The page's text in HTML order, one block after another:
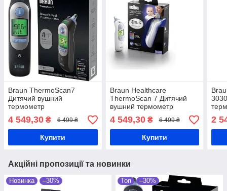
Braun ThermoScan7
Дитячий вушний
термометр
4 549,30 ₴ 6 499 ₴
Купити
Braun Healthcare
ThermoScan 7 Дитячий
вушний термометр
4 549,30₴ 6 499 ₴
Купити
2
Акційні пропозиції та новинки
Новинка –30% Топ –30%